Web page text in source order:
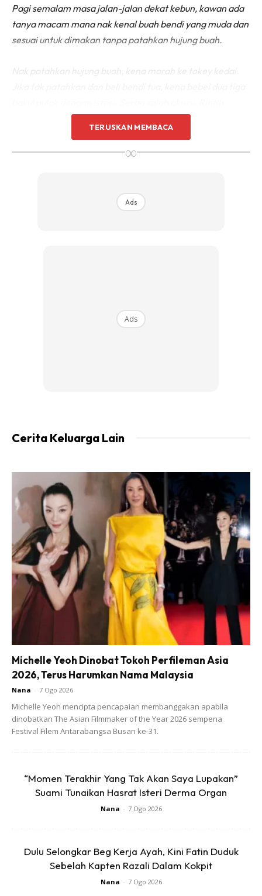
Pagi semalam masa jalan-jalan dekat kebun, kawan ada
tanya macam mana nak kenal buah bendi yang muda dan
sesuai untuk dimakan tanpa patahkan hujung buah.
kawan saya sambil buat muka seposen.
Senang jer cara nak kenal buah bendi ni balas saya
Okey, dah senang sangat. Tolong cerita sikit macam
mana caranya aku nak kenal buah bendi ni sambung
pegang. Kami pun jalan sama-sama ke tempat teduh.
Bendi ni kita boleh kelaskan kepada 5 tahap.
1. Sangat muda
2. Muda
3. Tua
5. Tua Bangka
Macam mana nak kenal 5 tahap ni? Aku dah tak sabar nak
TERUSKAN MEMBACA
∞
Ads
Ads
Cerita Keluarga Lain
Michelle Yeoh Dinobat Tokoh Perfileman Asia
2026, Terus Harumkan Nama Malaysia
Nana - 7 Ogo 2026
Michelle Yeoh mencipta pencapaian membanggakan apabila
dinobatkan The Asian Filmmaker of the Year 2026 sempena
Festival Filem Antarabangsa Busan ke-31.
“Momen Terakhir Yang Tak Akan Saya Lupakan”
Suami Tunaikan Hasrat Isteri Derma Organ
Nana - 7 Ogo 2026
Dulu Selongkar Beg Kerja Ayah, Kini Fatin Duduk
Sebelah Kapten Razali Dalam Kokpit
Nana - 7 Ogo 2026